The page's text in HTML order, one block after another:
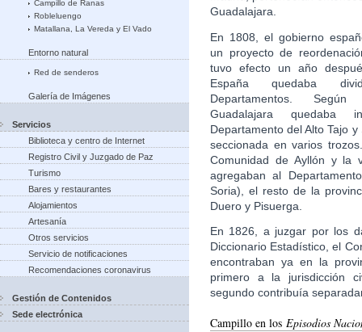
Campillo de Ranas
Robleluengo
Matallana, La Vereda y El Vado
Entorno natural
Red de senderos
Galería de Imágenes
Servicios
Biblioteca y centro de Internet
Registro Civil y Juzgado de Paz
Turismo
Bares y restaurantes
Alojamientos
Artesanía
Otros servicios
Servicio de notificaciones
Recomendaciones coronavirus
Gestión de Contenidos
Sede electrónica
Guadalajara.
En 1808, el gobierno
un proyecto de
tuvo efecto un año
España quedaba
Departamentos.
Guadalajara quedaba
Departamento del Alto Tajo
seccionada en varios
Comunidad de Ayllón y la
agregaban al
Soria), el resto de la
Duero y Pisuerga.
En 1826, a juzgar por los
Diccionario Estadístico, el
encontraban ya en la
primero a la jurisdicción
segundo contribuía
Campillo en los Episodios